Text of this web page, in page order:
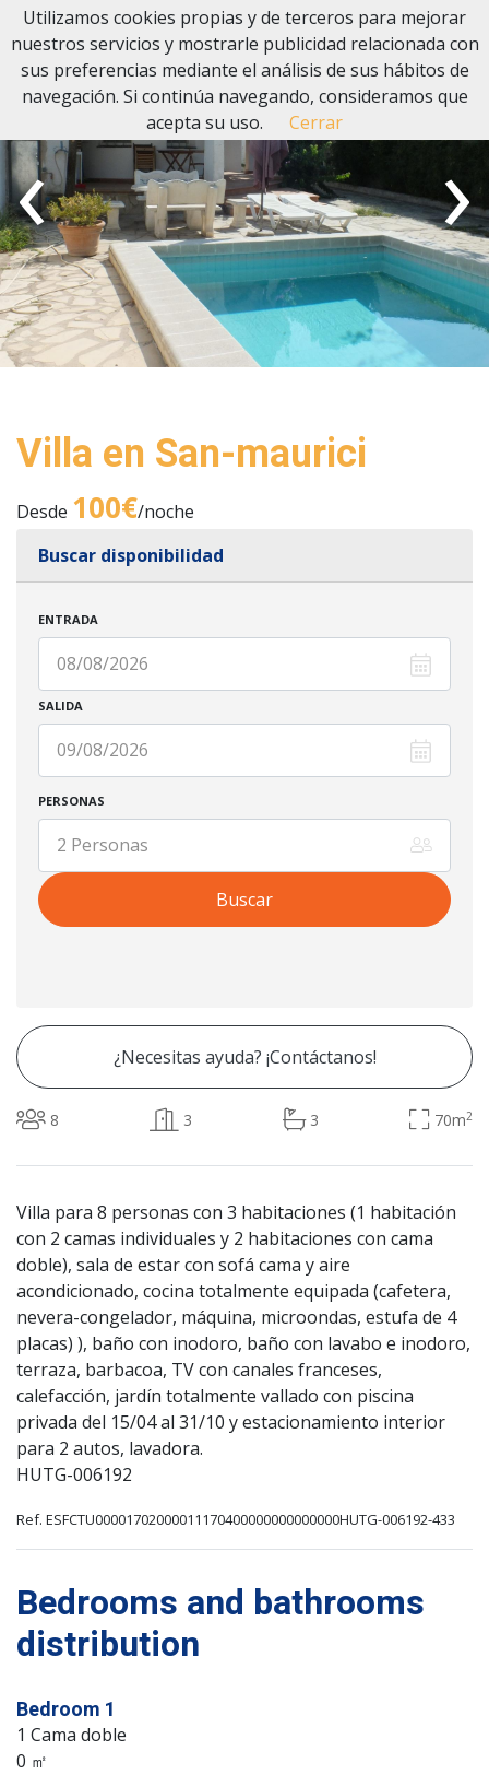
‹ ›
Villa en San-maurici
Desde 100€/noche
Buscar disponibilidad
ENTRADA
SALIDA
PERSONAS
¿Necesitas ayuda? ¡Contáctanos!
8 3 3 70m2
Villa para 8 personas con 3 habitaciones (1 habitación
con 2 camas individuales y 2 habitaciones con cama
doble), sala de estar con sofá cama y aire
acondicionado, cocina totalmente equipada (cafetera,
nevera-congelador, máquina, microondas, estufa de 4
placas) ), baño con inodoro, baño con lavabo e inodoro,
terraza, barbacoa, TV con canales franceses,
calefacción, jardín totalmente vallado con piscina
privada del 15/04 al 31/10 y estacionamiento interior
para 2 autos, lavadora.
HUTG-006192
Ref. ESFCTU00001702000011170400000000000000HUTG-006192-433
Bedrooms and bathrooms
distribution
Bedroom 1
1 Cama doble
0 ㎡
Utilizamos cookies propias y de terceros para mejorar
nuestros servicios y mostrarle publicidad relacionada con
sus preferencias mediante el análisis de sus hábitos de
navegación. Si continúa navegando, consideramos que
acepta su uso.
Cerrar